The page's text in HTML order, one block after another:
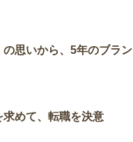
の思いから、5年のブラン
めて、転職を決意